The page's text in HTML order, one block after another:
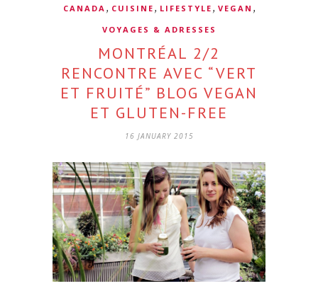
CANADA , CUISINE , LIFESTYLE , VEGAN ,
VOYAGES & ADRESSES
MONTRÉAL 2/2
RENCONTRE AVEC “VERT
ET FRUITÉ” BLOG VEGAN
ET GLUTEN-FREE
16 JANUARY 2015